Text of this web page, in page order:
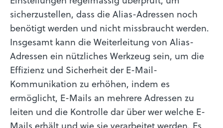
sicherzustellen, dass die Alias-Adressen noch
benötigt werden und nicht missbraucht werden.
Insgesamt kann die Weiterleitung von Alias-
Adressen ein nützliches Werkzeug sein, um die
Effizienz und Sicherheit der E-Mail-
Kommunikation zu erhöhen, indem es
ermöglicht, E-Mails an mehrere Adressen zu
leiten und die Kontrolle dar über wer welche E-
Mails erhält und wie sie verarbeitet werden. Es